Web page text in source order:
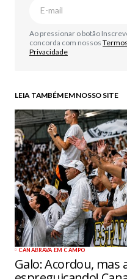
Ao pressionar o botão
concorda com nossos
Privacidade
LEIA TAMBÉM EM NOSSO SITE
CANABRAVA EM CAMPO
Galo: Acordou, mas